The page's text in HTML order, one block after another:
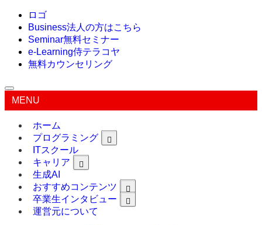
ロゴ
Business法人の方はこちら
Seminar無料セミナー
e-Learning侍テラコヤ
無料カウンセリング
MENU
ホーム
プログラミング
ITスクール
キャリア
生成AI
おすすめコンテンツ
卒業生インタビュー
運営元について